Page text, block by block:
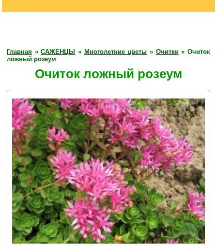
Главная » САЖЕНЦЫ » Многолетние цветы » Очитки » Очиток
ложный розеум
Очиток ложный розеум